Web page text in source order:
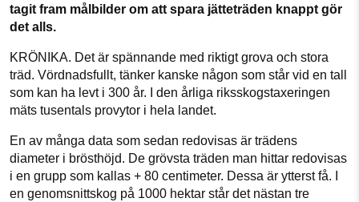
Threads LinkedIn
tagit fram målbilder om att spara jätteträden knappt gör
det alls.
KRÖNIKA. Det är spännande med riktigt grova och stora
träd. Vördnadsfullt, tänker kanske någon som står vid en tall
som kan ha levt i 300 år. I den årliga riksskogstaxeringen
mäts tusentals provytor i hela landet.
En av många data som sedan redovisas är trädens
diameter i brösthöjd. De grövsta träden man hittar redovisas
i en grupp som kallas + 80 centimeter. Dessa är ytterst få. I
en genomsnittskog på 1000 hektar står det nästan tre
SMB kämpar för en hållbar framtid. Sedan
starten 2010 har vår ideella redaktion
drivit miljödebatten framåt genom
nyhetsbevakning och granskningar. Nu
vill vi utveckla vårt arbete – och vi
hoppas att du vill hjälpa oss.
Stötta vårt arbete genom att swisha en slant till
1231368703